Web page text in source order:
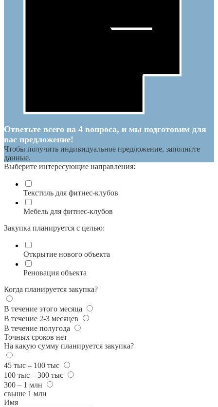
Ответьте всего на 4 вопроса, и мы подготовим для
вас предложение!
Чтобы получить индивидуальное предложение, заполните
данные.
Выберите интересующие направления:
Текстиль для фитнес-клубов
Мебель для фитнес-клубов
Закупка планируется с целью:
Открытие нового объекта
Реновация объекта
Когда планируется закупка?
В течение этого месяца
В течение 2-3 месяцев
В течение полугода
Точных сроков нет
На какую сумму планируется закупка?
45 тыс – 100 тыс
100 тыс – 300 тыс
300 – 1 млн
свыше 1 млн
Имя